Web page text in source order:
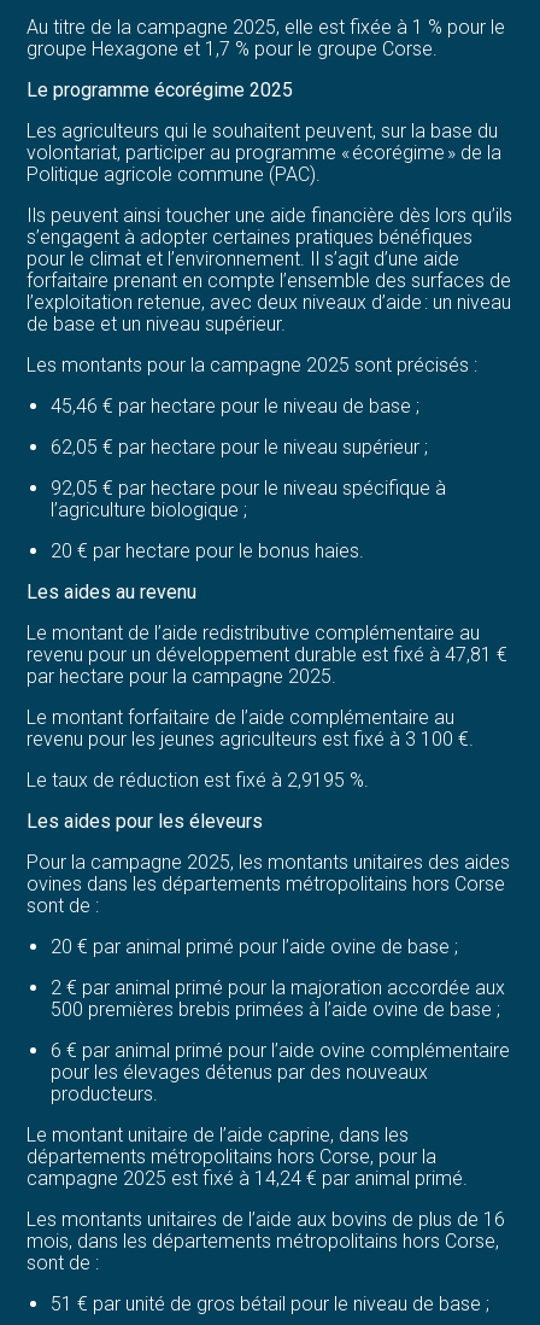
Au titre de la campagne 2025, elle est fixée à 1 % pour le
groupe Hexagone et 1,7 % pour le groupe Corse.
Le programme écorégime 2025
Les agriculteurs qui le souhaitent peuvent, sur la base du
volontariat, participer au programme « écorégime » de la
Politique agricole commune (PAC).
Ils peuvent ainsi toucher une aide financière dès lors qu’ils
s’engagent à adopter certaines pratiques bénéfiques
pour le climat et l’environnement. Il s’agit d’une aide
forfaitaire prenant en compte l’ensemble des surfaces de
l’exploitation retenue, avec deux niveaux d’aide : un niveau
de base et un niveau supérieur.
Les montants pour la campagne 2025 sont précisés :
45,46 € par hectare pour le niveau de base ;
62,05 € par hectare pour le niveau supérieur ;
92,05 € par hectare pour le niveau spécifique à
l’agriculture biologique ;
20 € par hectare pour le bonus haies.
Les aides au revenu
Le montant de l’aide redistributive complémentaire au
revenu pour un développement durable est fixé à 47,81 €
par hectare pour la campagne 2025.
Le montant forfaitaire de l’aide complémentaire au
revenu pour les jeunes agriculteurs est fixé à 3 100 €.
Le taux de réduction est fixé à 2,9195 %.
Les aides pour les éleveurs
Pour la campagne 2025, les montants unitaires des aides
ovines dans les départements métropolitains hors Corse
sont de :
20 € par animal primé pour l’aide ovine de base ;
2 € par animal primé pour la majoration accordée aux
500 premières brebis primées à l’aide ovine de base ;
6 € par animal primé pour l’aide ovine complémentaire
pour les élevages détenus par des nouveaux
producteurs.
Le montant unitaire de l’aide caprine, dans les
départements métropolitains hors Corse, pour la
campagne 2025 est fixé à 14,24 € par animal primé.
Les montants unitaires de l’aide aux bovins de plus de 16
mois, dans les départements métropolitains hors Corse,
sont de :
51 € par unité de gros bétail pour le niveau de base ;